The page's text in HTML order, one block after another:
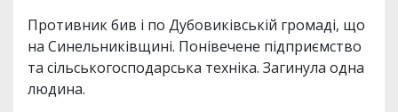
Противник бив і по Дубовиківській громаді, що
на Синельниківщині. Понівечене підприємство
та сільськогосподарська техніка. Загинула одна
людина.